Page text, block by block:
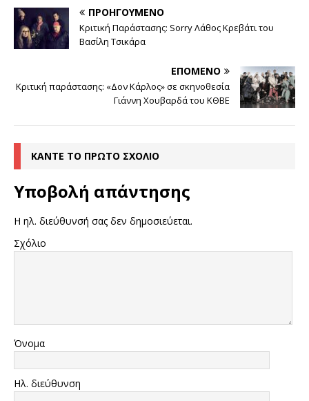
ΠΡΟΗΓΟΎΜΕΝΟ
Κριτική Παράστασης: Sorry Λάθος Κρεβάτι του
Βασίλη Τσικάρα
ΕΠΌΜΕΝΟ
Κριτική παράστασης: «Δον Κάρλος» σε σκηνοθεσία
Γιάννη Χουβαρδά του ΚΘΒΕ
ΚΆΝΤΕ ΤΟ ΠΡΏΤΟ ΣΧΌΛΙΟ
Υποβολή απάντησης
Η ηλ. διεύθυνσή σας δεν δημοσιεύεται.
Σχόλιο
Όνομα
Ηλ. διεύθυνση